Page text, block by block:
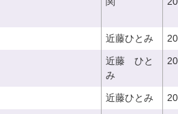
近藤ひとみ
近藤 ひと
み
近藤ひとみ